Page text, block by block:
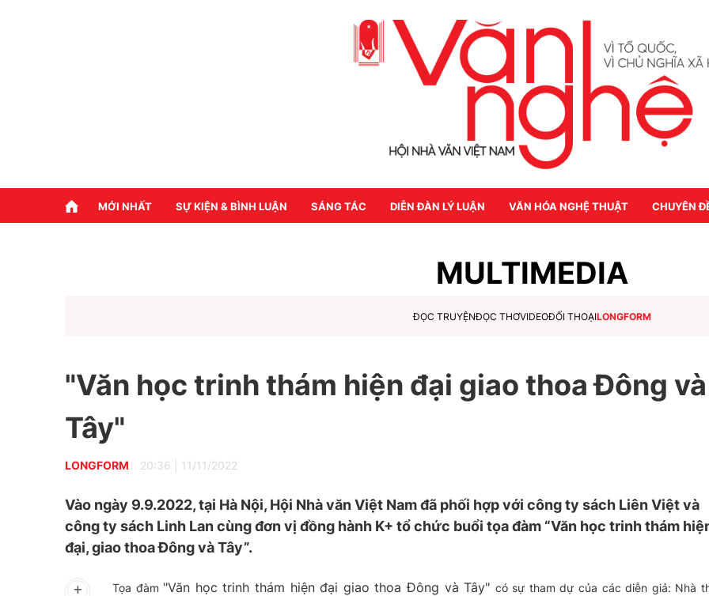
MỚI NHẤT SỰ KIỆN & BÌNH LUẬN SÁNG TÁC DIỄN ĐÀN LÝ LUẬN VĂN HÓA NGHỆ THUẬT CHUYÊN
MULTIMEDIA
ĐỌC TRUYỆNĐỌC THƠVIDEOĐỐI THOẠILONGFORM
"Văn học trinh thám hiện đại giao thoa Đông và
Tây"
LONGFORM 20:36 11/11/2022
Vào ngày 9.9.2022, tại Hà Nội, Hội Nhà văn Việt Nam đã phối hợp với công ty sách Liên Việt và
công ty sách Linh Lan cùng đơn vị đồng hành K+ tổ chức buổi tọa đàm “Văn học trinh thám
đại, giao thoa Đông và Tây”.
Tọa đàm "Văn học trinh thám hiện đại giao thoa Đông và Tây" có sự tham dự của các diễn giả: Nhà